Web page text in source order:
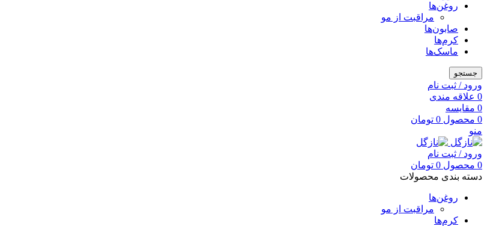
روغن‌ها
مراقبت از مو
صابون‌ها
کرم‌ها
ماسک‌ها
جستجو
ورود / ثبت نام
0 علاقه مندی
0 مقایسه
0 محصول 0 تومان
منو
ورود / ثبت نام
0 محصول 0 تومان
دسته بندی محصولات
روغن‌ها
مراقبت از مو
کرم‌ها